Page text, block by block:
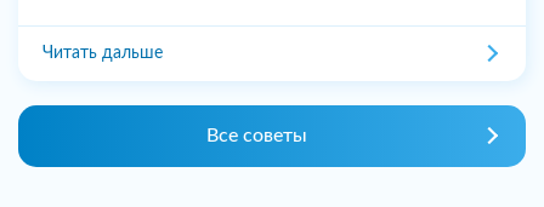
Читать дальше
Все советы